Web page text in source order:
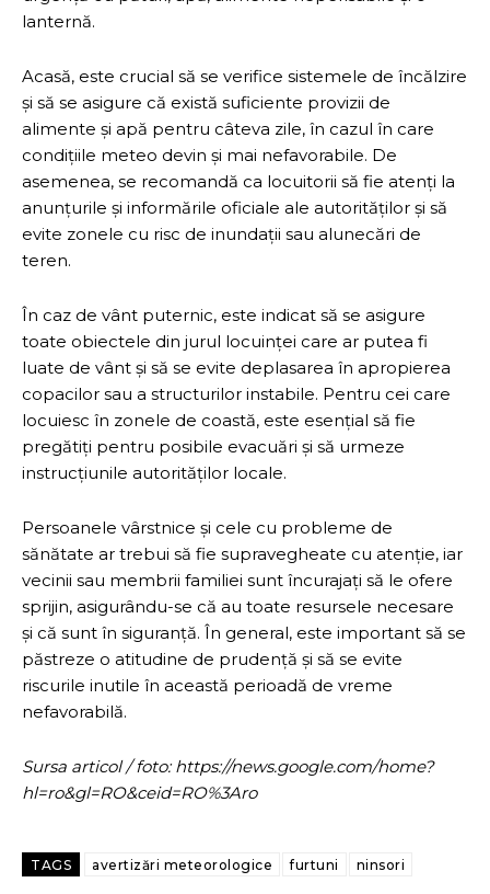
lanternă.
Acasă, este crucial să se verifice sistemele de încălzire
și să se asigure că există suficiente provizii de
alimente și apă pentru câteva zile, în cazul în care
condițiile meteo devin și mai nefavorabile. De
asemenea, se recomandă ca locuitorii să fie atenți la
anunțurile și informările oficiale ale autorităților și să
evite zonele cu risc de inundații sau alunecări de
teren.
În caz de vânt puternic, este indicat să se asigure
toate obiectele din jurul locuinței care ar putea fi
luate de vânt și să se evite deplasarea în apropierea
copacilor sau a structurilor instabile. Pentru cei care
locuiesc în zonele de coastă, este esențial să fie
pregătiți pentru posibile evacuări și să urmeze
instrucțiunile autorităților locale.
Persoanele vârstnice și cele cu probleme de
sănătate ar trebui să fie supravegheate cu atenție, iar
vecinii sau membrii familiei sunt încurajați să le ofere
sprijin, asigurându-se că au toate resursele necesare
și că sunt în siguranță. În general, este important să se
păstreze o atitudine de prudență și să se evite
riscurile inutile în această perioadă de vreme
nefavorabilă.
Sursa articol / foto: https://news.google.com/home?
hl=ro&gl=RO&ceid=RO%3Aro
TAGS avertizări meteorologice furtuni ninsori